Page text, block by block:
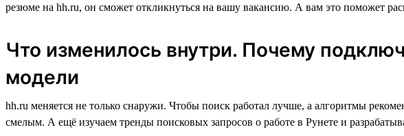
резюме на hh.ru, он сможет откликнуться на вашу вакансию. А вам это поможет
Что изменилось внутри. Почему
модели
hh.ru меняется не только снаружи. Чтобы поиск работал лучше, а алгоритмы
смелым. А ещё изучаем тренды поисковых запросов о работе в Рунете и